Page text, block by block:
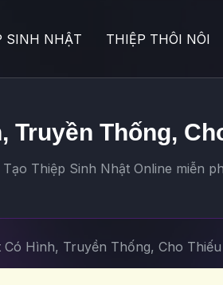
SINH NHẬT THIỆP THÔI NÔI
Truyền Thống,
Thiệp Sinh Nhật Online miễn
Có Hình, Truyền Thống, Cho